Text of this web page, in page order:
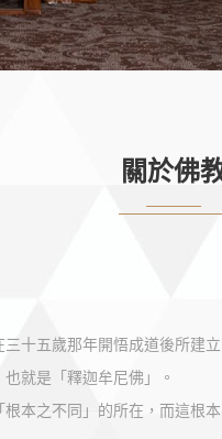
關於佛
十五歲那年開悟成道後所建立
就是「釋迦牟尼佛」。
本之不同」的所在，而這根